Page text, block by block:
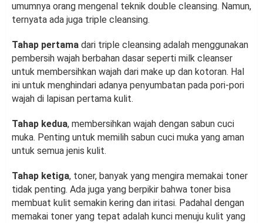
umumnya orang mengenal teknik double cleansing. Namun,
ternyata ada juga triple cleansing.
Tahap pertama dari triple cleansing adalah menggunakan
pembersih wajah berbahan dasar seperti milk cleanser
untuk membersihkan wajah dari make up dan kotoran. Hal
ini untuk menghindari adanya penyumbatan pada pori-pori
wajah di lapisan pertama kulit.
Tahap kedua, membersihkan wajah dengan sabun cuci
muka. Penting untuk memilih sabun cuci muka yang aman
untuk semua jenis kulit.
Tahap ketiga, toner, banyak yang mengira memakai toner
tidak penting. Ada juga yang berpikir bahwa toner bisa
membuat kulit semakin kering dan iritasi. Padahal dengan
memakai toner yang tepat adalah kunci menuju kulit yang